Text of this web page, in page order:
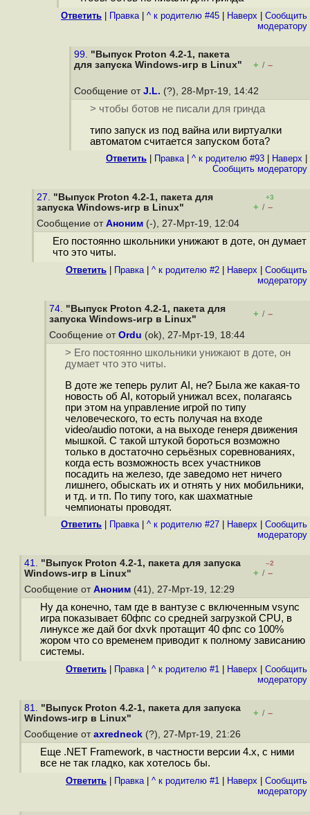
Ответить Правка| ^ к родителю #45 Наверх
Cообщить
модератору
99. "Выпуск Proton 4.2-1, пакета
для запуска Windows-игр в Linux"
+ / –
Сообщение от J.L. (?), 28-Мрт-19, 14:42
> чтобы ботов не писали для гринда
типо запуск из под вайна или виртуалки
автоматом считается запуском бота?
Ответить Правка| ^ к родителю #93 Наверх
Cообщить модератору
27. "Выпуск Proton 4.2-1, пакета для
запуска Windows-игр в Linux"
+3
+ / –
Сообщение от Аноним (-), 27-Мрт-19, 12:04
Его постоянно школьники унижают в доте, он думает
что это читы.
Ответить Правка| ^ к родителю #2 Наверх
Cообщить
модератору
74. "Выпуск Proton 4.2-1, пакета для
запуска Windows-игр в Linux"
+ / –
Сообщение от Ordu (ok), 27-Мрт-19, 18:44
> Его постоянно школьники унижают в доте, он
думает что это читы.
В доте же теперь рулит AI, не? Была же какая-то
новость об AI, который унижал всех, полагаясь
при этом на управление игрой по типу
человеческого, то есть получая на входе
video/audio потоки, а на выходе генеря движения
мышкой. С такой штукой бороться возможно
только в достаточно серьёзных соревнованиях,
когда есть возможность всех участников
посадить на железо, где заведомо нет ничего
лишнего, обыскать их и отнять у них мобильники,
и тд. и тп. По типу того, как шахматные
чемпионаты проводят.
Ответить Правка| ^ к родителю #27 Наверх
Cообщить
модератору
41. "Выпуск Proton 4.2-1, пакета для запуска
Windows-игр в Linux"
–2
+ / –
Сообщение от Аноним (41), 27-Мрт-19, 12:29
Ну да конечно, там где в вантузе с включенным vsync
игра показывает 60фпс со средней загрузкой CPU, в
линуксе же дай бог dxvk протащит 40 фпс со 100%
жором что со временем приводит к полному зависанию
системы.
Ответить Правка| ^ к родителю #1 Наверх
Cообщить
модератору
81. "Выпуск Proton 4.2-1, пакета для запуска
Windows-игр в Linux"
+ / –
Сообщение от axredneck (?), 27-Мрт-19, 21:26
Еще .NET Framework, в частности версии 4.х, с ними
все не так гладко, как хотелось бы.
Ответить Правка| ^ к родителю #1 Наверх
Cообщить
модератору